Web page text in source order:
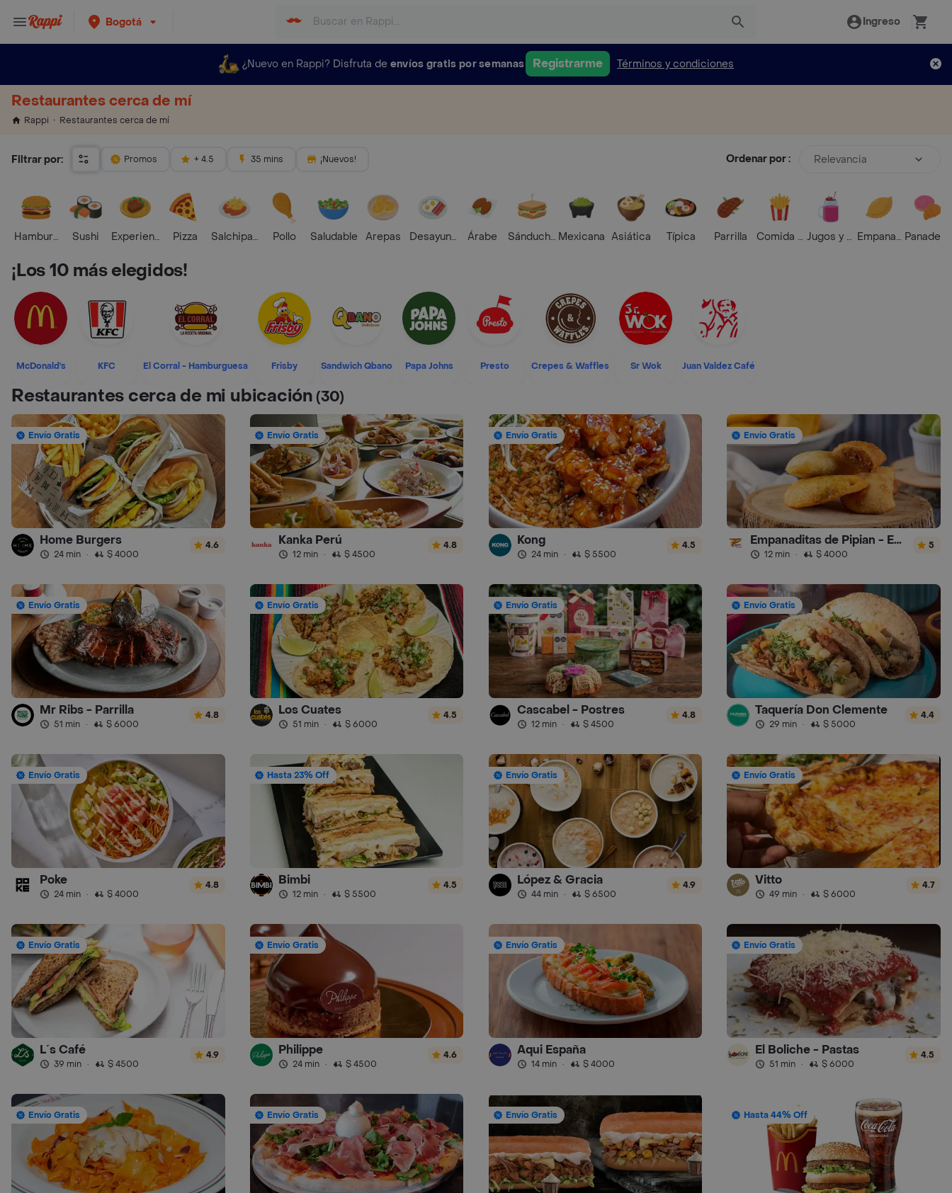
Bogotá Ingreso
¿Nuevo en Rappi? Disfruta de envíos gratis por semanas Registrarme Términos y condiciones
Restaurantes cerca de mí
Rappi Restaurantes cerca de mí
Filtrar por: Promos + 4.5 35 mins ¡Nuevos! Ordenar por : Relevancia
HamburguesaSushi Experiencias Foodies
Pizza Salchipapas Pollo Saludable Arepas Desayunos Árabe SánduchesMexicana Asiática Típica Parrilla Comida RápidaJugos y BatidosEmpanadasPanadería
¡Los 10 más elegidos!
McDonald's KFC El Corral - Hamburguesa Frisby Sandwich Qbano Papa Johns Presto Crepes & Waffles Sr Wok Juan Valdez Café
Restaurantes cerca de mi ubicación(30)
Envío Gratis
Home Burgers
24 min · $ 4000
4.6
Envío Gratis
Kanka Perú
12 min · $ 4500
4.8
Envío Gratis
Kong
24 min · $ 5500
4.5
Envío Gratis
Empanaditas de Pipian - Empanadas
12 min · $ 4000
5
Envío Gratis
Mr Ribs - Parrilla
51 min · $ 6000
4.8
Envío Gratis
Los Cuates
51 min · $ 6000
4.5
Envío Gratis
Cascabel - Postres
12 min · $ 4500
4.8
Envío Gratis
Taquería Don Clemente
29 min · $ 5000
4.4
Envío Gratis
Poke
24 min · $ 4000
4.8
Hasta 23% Off
Bimbi
12 min · $ 5500
4.5
Envío Gratis
López & Gracia
44 min · $ 6500
4.9
Envío Gratis
Vitto
49 min · $ 6000
4.7
Envío Gratis
L´s Café
39 min · $ 4500
4.9
Envío Gratis
Philippe
24 min · $ 4500
4.6
Envío Gratis
Aqui España
14 min · $ 4000
Envío Gratis
El Boliche - Pastas
51 min · $ 6000
4.5
Envío Gratis Envío Gratis Envío Gratis Hasta 44% Off